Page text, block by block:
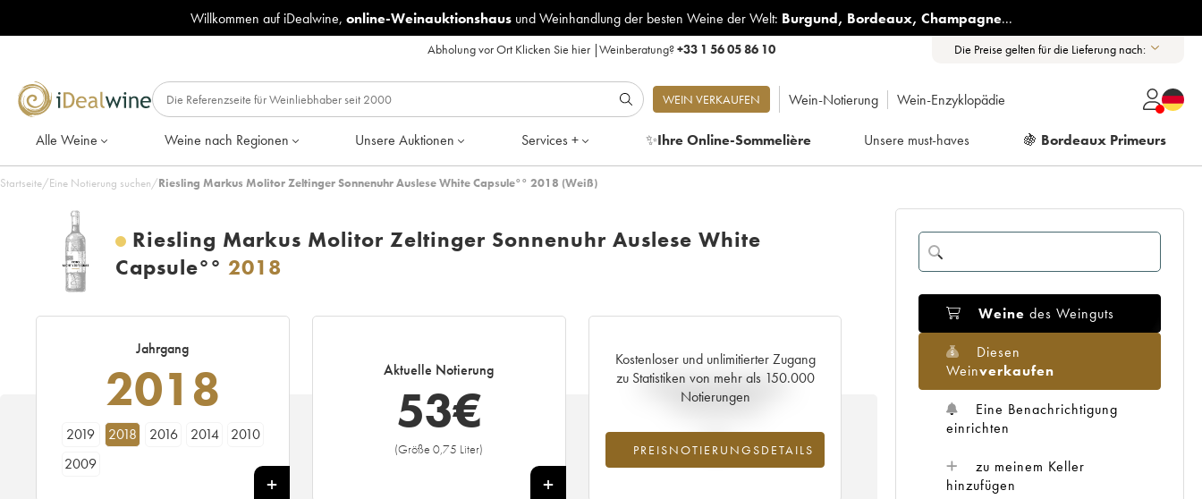
Willkommen auf iDealwine, online-Weinauktionshausund Weinhandlung der besten Weine der Welt: Burgund, Bordeaux, Champagne...
Abholung vor Ort Klicken Sie hier|Weinberatung?+33 1 56 05 86 10 Die Preise gelten für die Lieferung nach:
WEIN VERKAUFEN Wein-Notierung Wein-Enzyklopädie
Alle Weine Weine nach Regionen Unsere Auktionen Services + ✨Ihre Online-Sommelière Unsere must-haves 🍇 Bordeaux Primeurs
Startseite/Eine Notierung suchen/Riesling Markus Molitor Zeltinger Sonnenuhr Auslese White Capsule°° 2018 (Weiß)
Riesling Markus Molitor Zeltinger Sonnenuhr Auslese White
Capsule°° 2018
Jahrgang
2018
2019 2018 2016 2014
2010
2009
Aktuelle Notierung
53€
(Größe 0,75 Liter)
+
Kostenloser und unlimitierter Zugang
zu Statistiken von mehr als 150.000
Notierungen
PREISNOTIERUNGSDETAILS
Aktuelle Entwicklung der
Preisnotierung
Weine des Weinguts
Diesen
Weinverkaufen
Eine Benachrichtigung
einrichten
zu meinem Keller
hinzufügen